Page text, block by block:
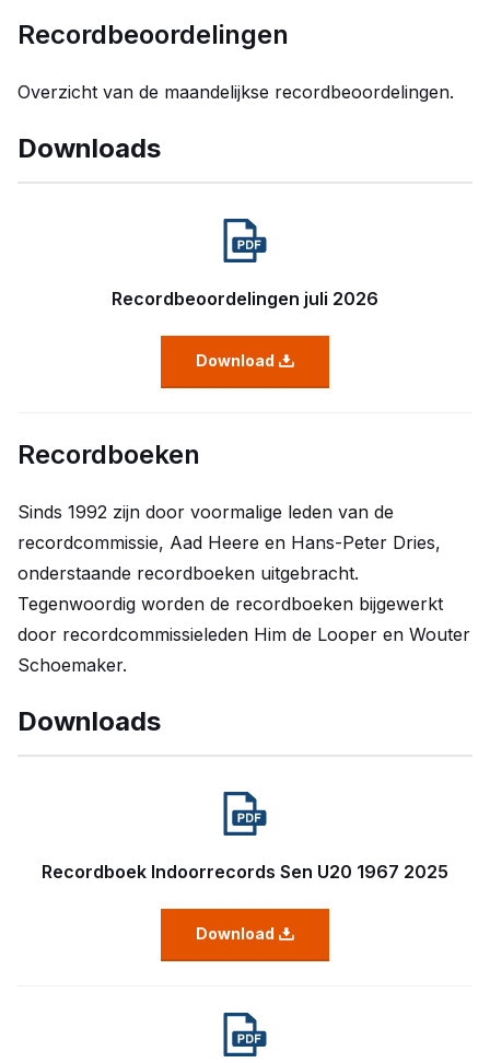
Recordbeoordelingen
Overzicht van de maandelijkse recordbeoordelingen.
Downloads
Recordbeoordelingen juli 2026
Download
Recordboeken
Sinds 1992 zijn door voormalige leden van de
recordcommissie, Aad Heere en Hans-Peter Dries,
onderstaande recordboeken uitgebracht.
Tegenwoordig worden de recordboeken bijgewerkt
door recordcommissieleden Him de Looper en Wouter
Schoemaker.
Downloads
Recordboek Indoorrecords Sen U20 1967 2025
Download